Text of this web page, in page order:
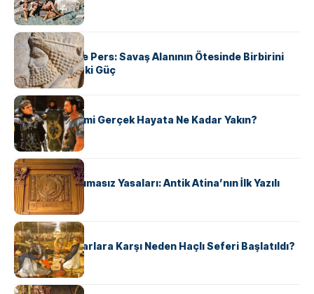
KÜLTÜR
Antik Yunan ve Pers: Savaş Alanının Ötesinde Birbirini
Şekillendiren İki Güç
KÜLTÜR
‘Gladiator’ Filmi Gerçek Hayata Ne Kadar Yakın?
KÜLTÜR
Draco’nun Acımasız Yasaları: Antik Atina’nın İlk Yazılı
Hukuk Kodu
KÜLTÜR
Avrupalı ​​Katharlara Karşı Neden Haçlı Seferi Başlatıldı?
KÜLTÜR